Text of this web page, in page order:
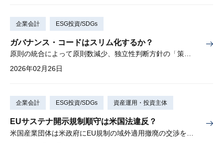
企業会計 ESG投資/SDGs
ガバナンス・コードはスリム化するか？
原則の統合によって原則数減少、独立性判断方針の「策定・開示」から「策定」へ変更し要開示事項が減少
2026年02月26日
企業会計 ESG投資/SDGs 資産運用・投資主体
EUサステナ開示規制順守は米国法違反？